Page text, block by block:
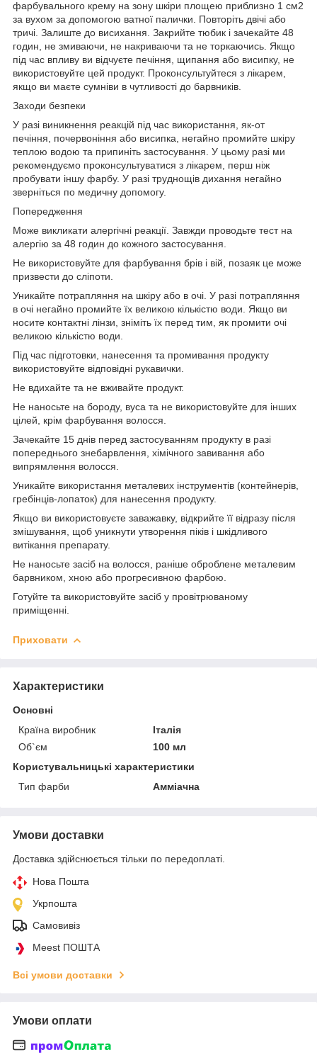
фарбувального крему на зону шкіри площею приблизно 1 см2
за вухом за допомогою ватної палички. Повторіть двічі або
тричі. Залиште до висихання. Закрийте тюбик і зачекайте 48
годин, не змиваючи, не накриваючи та не торкаючись. Якщо
під час впливу ви відчуєте печіння, щипання або висипку, не
використовуйте цей продукт. Проконсультуйтеся з лікарем,
якщо ви маєте сумніви в чутливості до барвників.
Заходи безпеки
У разі виникнення реакцій під час використання, як-от
печіння, почервоніння або висипка, негайно промийте шкіру
теплою водою та припиніть застосування. У цьому разі ми
рекомендуємо проконсультуватися з лікарем, перш ніж
пробувати іншу фарбу. У разі труднощів дихання негайно
зверніться по медичну допомогу.
Попередження
Може викликати алергічні реакції. Завжди проводьте тест на
алергію за 48 годин до кожного застосування.
Не використовуйте для фарбування брів і вій, позаяк це може
призвести до сліпоти.
Уникайте потрапляння на шкіру або в очі. У разі потрапляння
в очі негайно промийте їх великою кількістю води. Якщо ви
носите контактні лінзи, зніміть їх перед тим, як промити очі
великою кількістю води.
Під час підготовки, нанесення та промивання продукту
використовуйте відповідні рукавички.
Не вдихайте та не вживайте продукт.
Не наносьте на бороду, вуса та не використовуйте для інших
цілей, крім фарбування волосся.
Зачекайте 15 днів перед застосуванням продукту в разі
попереднього знебарвлення, хімічного завивання або
випрямлення волосся.
Уникайте використання металевих інструментів (контейнерів,
гребінців-лопаток) для нанесення продукту.
Якщо ви використовуєте заважавку, відкрийте її відразу після
змішування, щоб уникнути утворення піків і шкідливого
витікання препарату.
Не наносьте засіб на волосся, раніше оброблене металевим
барвником, хною або прогресивною фарбою.
Готуйте та використовуйте засіб у провітрюваному
приміщенні.
Приховати
Характеристики
Основні
Країна виробник
Італія
Об`єм
100 мл
Користувальницькі характеристики
Тип фарби
Амміачна
Умови доставки
Доставка здійснюється тільки по передоплаті.
Нова Пошта
Укрпошта
Самовивіз
Meest ПОШТА
Всі умови доставки
Умови оплати